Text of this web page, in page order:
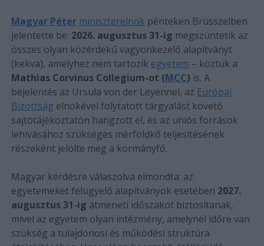
Magyar Péter miniszterelnök pénteken Brüsszelben
jelentette be: 2026. augusztus 31-ig megszüntetik az
összes olyan közérdekű vagyonkezelő alapítványt
(kekva), amelyhez nem tartozik egyetem – köztük a
Mathias Corvinus Collegium-ot (MCC) is. A
bejelentés az Ursula von der Leyennel, az Európai
Bizottság elnökével folytatott tárgyalást követő
sajtótájékoztatón hangzott el, és az uniós források
lehívásához szükséges mérföldkő teljesítésének
részeként jelölte meg a kormányfő.
Magyar kérdésre válaszolva elmondta: az
egyetemeket felügyelő alapítványok esetében 2027.
augusztus 31-ig átmeneti időszakot biztosítanak,
mivel az egyetem olyan intézmény, amelynél időre van
szükség a tulajdonosi és működési struktúra